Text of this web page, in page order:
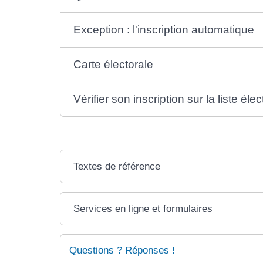
Exception : l'inscription automatique
Carte électorale
Vérifier son inscription sur la liste
Textes de référence
Services en ligne et formulaires
Questions ? Réponses !